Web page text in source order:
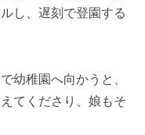
し、遅刻で登園する
幼稚園へ向かうと、
てくださり、娘もそ